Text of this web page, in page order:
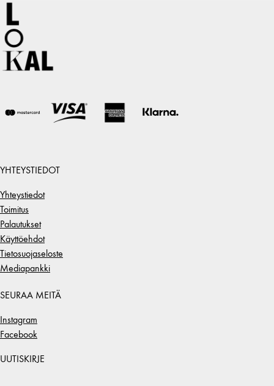
YHTEYSTIEDOT
Yhteystiedot
Toimitus
Palautukset
Käyttöehdot
Tietosuojaseloste
Mediapankki
SEURAA MEITÄ
Instagram
Facebook
UUTISKIRJE